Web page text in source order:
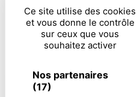
Ce site utilise des cookies
et vous donne le contrôle
sur ceux que vous
souhaitez activer
Nos partenaires
(17)
En cochant cette